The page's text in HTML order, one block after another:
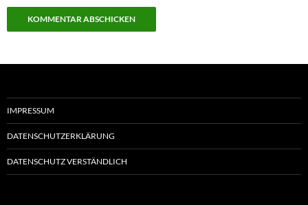
IMPRESSUM
DATENSCHUTZERKLÄRUNG
DATENSCHUTZ VERSTÄNDLICH